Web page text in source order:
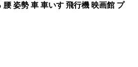
腰 姿勢 車 車いす 飛行機 映画館 プ